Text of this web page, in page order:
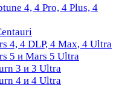
4, 4 Pro, 4 Plus, 4
4, 4 DLP, 4 Max, 4 Ultra
5 и Mars 5 Ultra
3 и 3 Ultra
4 и 4 Ultra